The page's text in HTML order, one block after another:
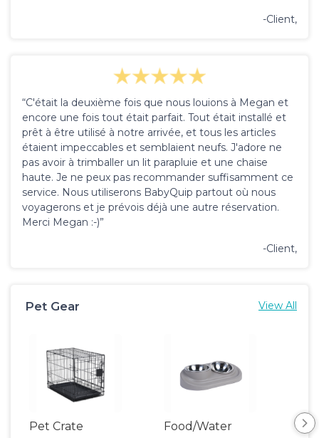
-Client,
“C'était la deuxième fois que nous louions à Megan et
encore une fois tout était parfait. Tout était installé et
prêt à être utilisé à notre arrivée, et tous les articles
étaient impeccables et semblaient neufs. J'adore ne
pas avoir à trimballer un lit parapluie et une chaise
haute. Je ne peux pas recommander suffisamment ce
service. Nous utiliserons BabyQuip partout où nous
voyagerons et je prévois déjà une autre réservation.
Merci Megan :-)”
-Client,
Pet Gear View All
Pet Crate
Food/Water